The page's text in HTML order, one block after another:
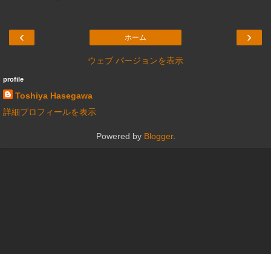
‹ ›
ホーム
ウェブ バージョンを表示
profile
Toshiya Hasegawa
詳細プロフィールを表示
Powered by Blogger.